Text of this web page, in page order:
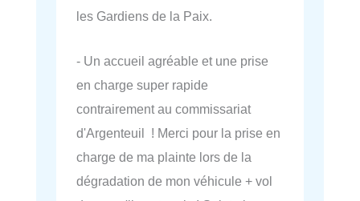
les Gardiens de la Paix.
- Un accueil agréable et une prise
en charge super rapide
contrairement au commissariat
d'Argenteuil ! Merci pour la prise en
charge de ma plainte lors de la
dégradation de mon véhicule + vol